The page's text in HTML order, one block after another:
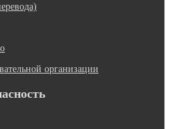
организации